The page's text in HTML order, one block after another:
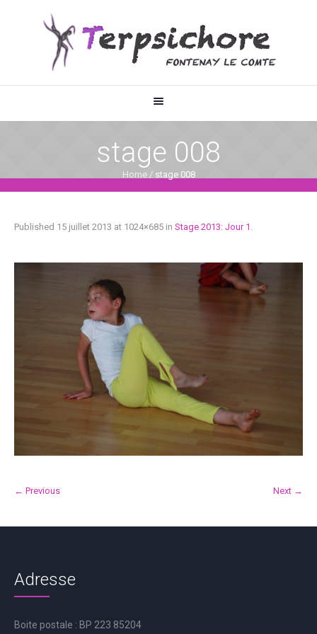
stage 008
Home / stage 008
Published 15 juillet 2013 at 1024×685 in Stage 2013: Jour 1 .
← Previous Next →
Adresse
Boite postale : BP 223 85204